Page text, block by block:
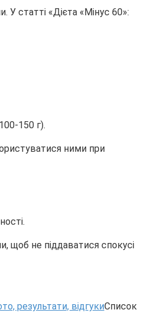
статті «Дієта «Мінус 60»:
150 г).
ними при
щоб не піддаватися спокусі
Список